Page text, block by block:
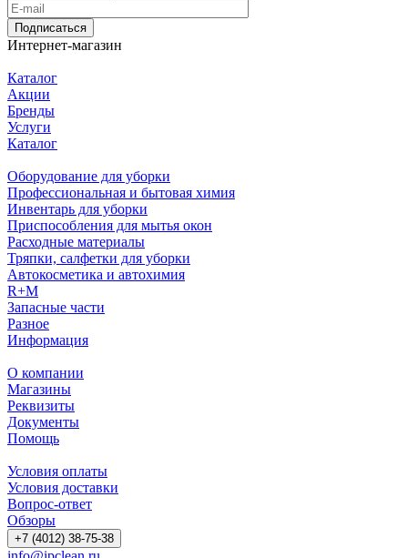
Подписаться
Интернет-магазин
Каталог
Акции
Бренды
Услуги
Каталог
Оборудование для уборки
Профессиональная и бытовая химия
Инвентарь для уборки
Приспособления для мытья окон
Расходные материалы
Тряпки, салфетки для уборки
Автокосметика и автохимия
R+M
Запасные части
Разное
Информация
О компании
Магазины
Реквизиты
Документы
Помощь
Условия оплаты
Условия доставки
Вопрос-ответ
Обзоры
+7 (4012) 38-75-38